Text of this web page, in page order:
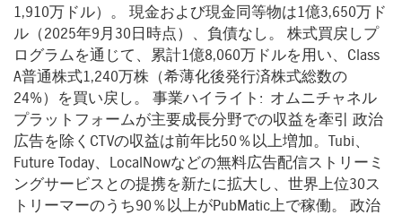
1,910万ドル）。 現金および現金同等物は1億3,650万ド
ル（2025年9月30日時点）、負債なし。 株式買戻しプ
ログラムを通じて、累計1億8,060万ドルを用い、Class
A普通株式1,240万株（希薄化後発行済株式総数の
24%）を買い戻し。 事業ハイライト: オムニチャネル
プラットフォームが主要成長分野での収益を牽引 政治
広告を除くCTVの収益は前年比50％以上増加。Tubi、
Future Today、LocalNowなどの無料広告配信ストリーミ
ングサービスとの提携を新たに拡大し、世界上位30ス
トリーマーのうち90％以上がPubMatic上で稼働。 政治